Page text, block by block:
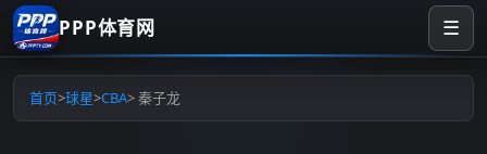
PPP体育网 ☰
首页>球星>CBA> 秦子龙